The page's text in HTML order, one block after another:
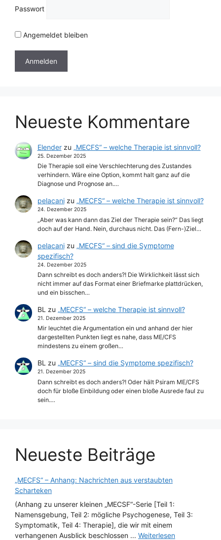
Passwort
Angemeldet bleiben
Neueste Kommentare
Elenderzu „MECFS“ – welche Therapie ist sinnvoll?
25. Dezember 2025
Die Therapie soll eine Verschlechterung des Zustandes
verhindern. Wäre eine Option, kommt halt ganz auf die
Diagnose und Prognose an.…
pelacanizu „MECFS“ – welche Therapie ist sinnvoll?
24. Dezember 2025
„Aber was kann dann das Ziel der Therapie sein?“ Das liegt
doch auf der Hand. Nein, durchaus nicht. Das (Fern-)Ziel…
pelacanizu „MECFS“ – sind die Symptome
spezifisch?
24. Dezember 2025
Dann schreibt es doch anders?! Die Wirklichkeit lässt sich
nicht immer auf das Format einer Briefmarke plattdrücken,
und ein bisschen…
BL zu „MECFS“ – welche Therapie ist sinnvoll?
21. Dezember 2025
Mir leuchtet die Argumentation ein und anhand der hier
dargestellten Punkten liegt es nahe, dass ME/CFS
mindestens zu einem großen…
BLzu „MECFS“ – sind die Symptome spezifisch?
21. Dezember 2025
Dann schreibt es doch anders?! Oder hält Psiram ME/CFS
doch für bloße Einbildung oder einen bloße Ausrede faul zu
sein.…
Neueste Beiträge
„MECFS“ – Anhang: Nachrichten aus verstaubten
Scharteken
(Anhang zu unserer kleinen „MECSF“-Serie [Teil 1:
Namensgebung, Teil 2: mögliche Psychogenese, Teil 3:
Symptomatik, Teil 4: Therapie], die wir mit einem
verhangenen Ausblick beschlossen ... Weiterlesen